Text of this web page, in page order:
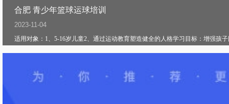
合肥 青少年篮球运球培训
2023-11-04
适用对象：1、5-16岁儿童2、通过运动教育塑造健全的人格学习目标：增强孩